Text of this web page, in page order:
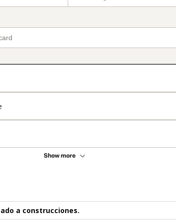
Show more
a construcciones.